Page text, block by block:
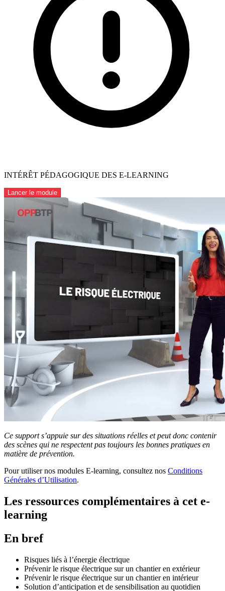
INTÉRÊT PÉDAGOGIQUE DES E-LEARNING
Lancer le module
Ce support s’appuie sur des situations réelles et peut donc contenir
des scènes qui ne respectent pas toujours les bonnes pratiques en
matière de prévention.
Pour utiliser nos modules E-learning, consultez nos Conditions
Générales d’Utilisation.
Les ressources complémentaires à cet e-
learning
En bref
Risques liés à l’énergie électrique
Prévenir le risque électrique sur un chantier en extérieur
Prévenir le risque électrique sur un chantier en intérieur
Solution d’anticipation et de sensibilisation au quotidien